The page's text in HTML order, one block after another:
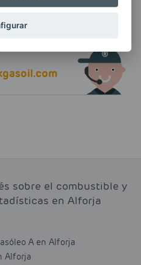
durante el
sobre el combustible y
en Alforja
A en Alforja
Alforja